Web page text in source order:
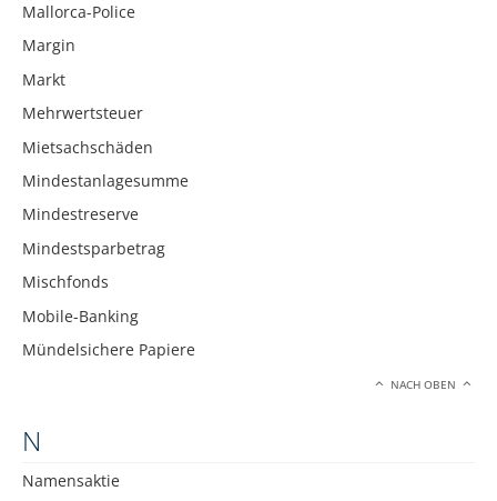
Mallorca-Police
Margin
Markt
Mehrwertsteuer
Mietsachschäden
Mindestanlagesumme
Mindestreserve
Mindestsparbetrag
Mischfonds
Mobile-Banking
Mündelsichere Papiere
NACH OBEN
N
Namensaktie